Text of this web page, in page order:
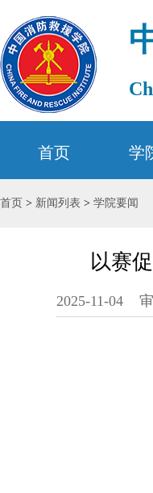
首页 学
首页 > 新闻列表 > 学院要闻
以赛
2025-11-04